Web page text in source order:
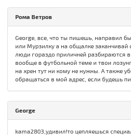
Рома Ветров
George, все, что ты пишешь, направил
или Мурзилку а на общалке заканчивай
люди гораздо приличней разбираются
вообще в футбольной теме и твои
на хрен тут ни кому не нужны. А также
обращаться в мой адрес, если будешь
George
kama2803,удивил!то цепляешься